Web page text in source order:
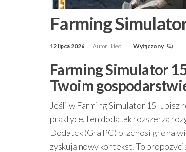
Farming
12 lipca 2026 Autor kleo Wyłączony
Farming Simulator
Twoim
Jeśli w Farming Simulator 15 lubisz
praktyce, ten dodatek rozszerza
Dodatek (Gra PC) przenosi grę na
zyskują nowy kontekst. To